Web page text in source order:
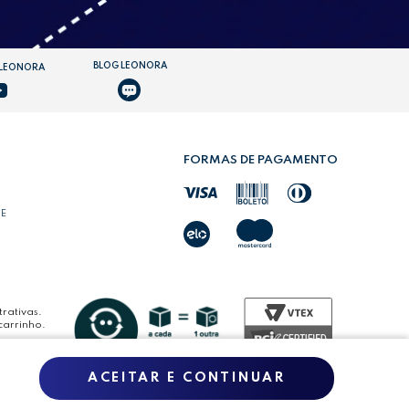
BLOG LEONORA
FORMAS DE PAGAMENTO
ACEITAR E CONTINUAR